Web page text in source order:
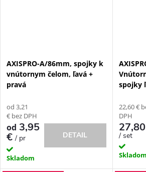
AXISPRO-A/86mm, spojky k
vnútornym čelom, ľavá +
pravá
od 3,21
€ bez DPH
od 3,95
€/ pr
Skladom
DETAIL
spojky
22,60 €
DPH
/ set
Skladom